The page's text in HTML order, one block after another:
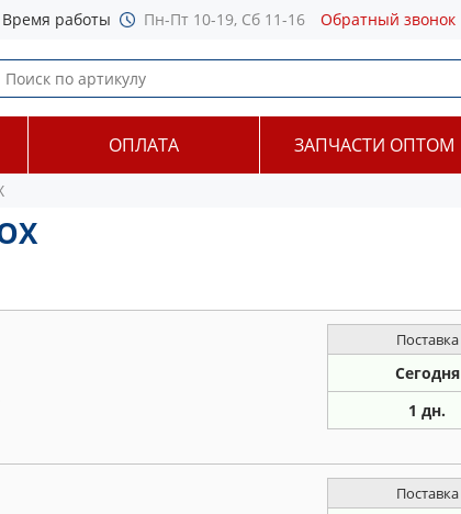
Время работы Пн-Пт 10-19, Сб 11-16 Обратный звонок
ОПЛАТА ЗАПЧАСТИ ОПТОМ
Поставка
Сегодня
1 дн.
Поставка